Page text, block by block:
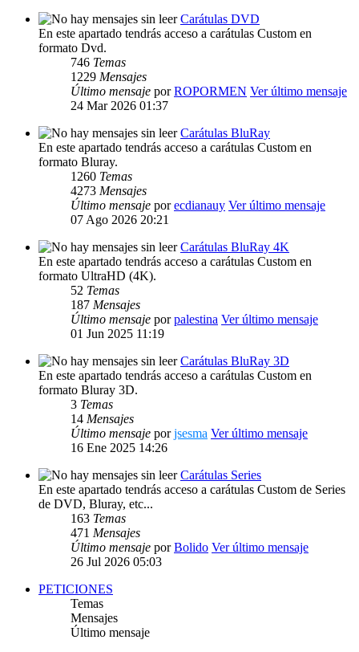
Carátulas DVD
En este apartado tendrás acceso a carátulas Custom en
formato Dvd.
746 Temas
1229 Mensajes
Último mensaje porROPORMEN Ver último mensaje
24 Mar 2026 01:37
Carátulas BluRay
En este apartado tendrás acceso a carátulas Custom en
formato Bluray.
1260 Temas
4273 Mensajes
Último mensaje porecdianauy Ver último mensaje
07 Ago 2026 20:21
Carátulas BluRay 4K
En este apartado tendrás acceso a carátulas Custom en
formato UltraHD (4K).
52 Temas
187 Mensajes
Último mensaje porpalestina Ver último mensaje
01 Jun 2025 11:19
Carátulas BluRay 3D
En este apartado tendrás acceso a carátulas Custom en
formato Bluray 3D.
3 Temas
14 Mensajes
Último mensaje porjsesma Ver último mensaje
16 Ene 2025 14:26
Carátulas Series
En este apartado tendrás acceso a carátulas Custom de Series
de DVD, Bluray, etc...
163 Temas
471 Mensajes
Último mensaje porBolido Ver último mensaje
26 Jul 2026 05:03
PETICIONES
Temas
Mensajes
Último mensaje